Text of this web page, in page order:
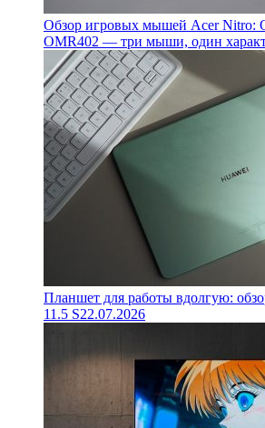
Обзор игровых мышей Acer Nitro:
OMR402 — три мыши, один
Планшет для работы вдолгую:
11.5 S22.07.2026